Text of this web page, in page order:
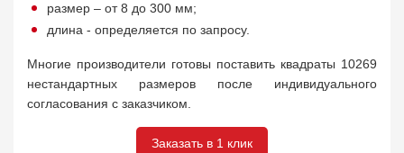
размер – от 8 до 300 мм;
длина - определяется по запросу.
Многие производители готовы поставить квадраты 10269
нестандартных размеров после индивидуального
согласования с заказчиком.
Заказать в 1 клик